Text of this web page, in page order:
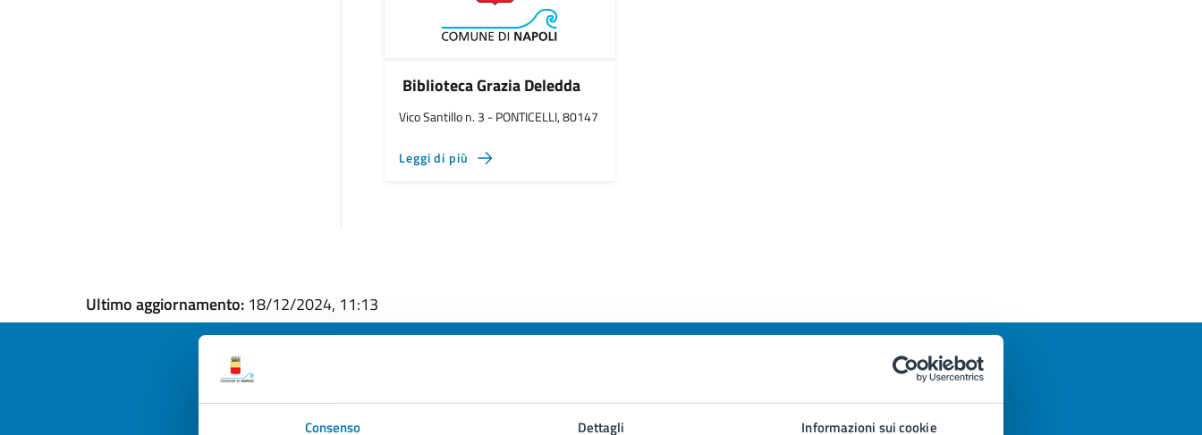
Consenso Dettagli Informazioni sui cookie
Biblioteca Grazia Deledda
Vico Santillo n. 3 - PONTICELLI, 80147
Leggi di più
Ultimo aggiornamento: 18/12/2024, 11:13